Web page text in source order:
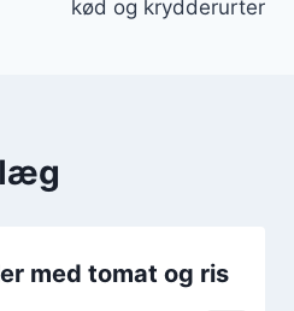
kød og krydderurter
med tomat og ris